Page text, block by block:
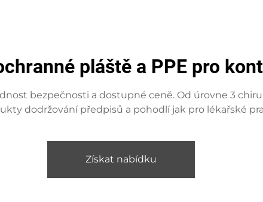
pláště a PPE pro
bezpečnosti a dostupné ceně. Od úrovne 3
dodržování předpisů a pohodlí jak pro lékařské
Získat nabídku